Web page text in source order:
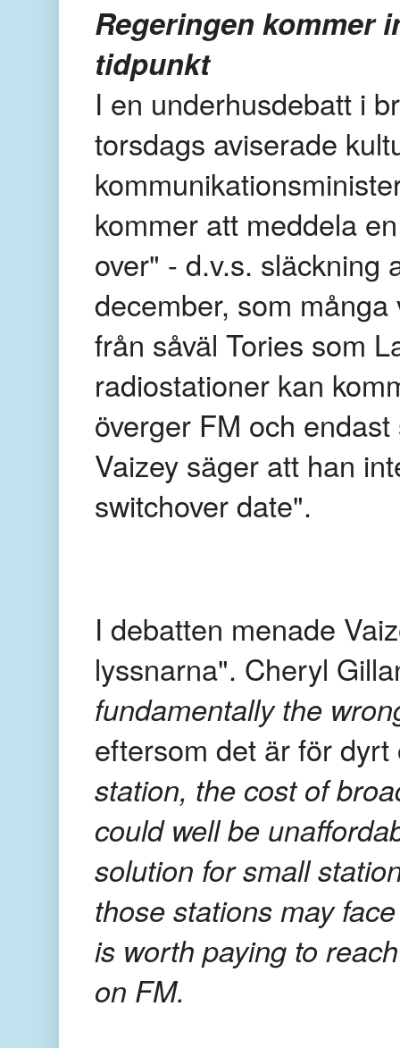
Regeringen kommer
tidpunkt
I en underhusdebatt i
torsdags aviserade
kommer att meddela
over" - d.v.s. släckning
december, som många
från såväl Tories som
radiostationer kan
överger FM och
Vaizey säger att han
switchover date".
I debatten menade
lyssnarna". Cheryl
fundamentally the
eftersom det är för
station, the cost of
could well be
solution for small
those stations may
is worth paying to
on FM.